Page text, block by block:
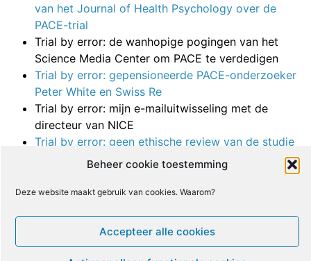
Beheer cookie toestemming
Deze website maakt gebruik van cookies. Waarom?
Accepteer alle cookies
van het Journal of Health Psychology over de
PACE-trial
Trial by error: de wanhopige pogingen van het
Science Media Center om PACE te verdedigen
Trial by error: gepensioneerde PACE-onderzoeker
Peter White en Swiss Re
Trial by error: mijn e-mailuitwisseling met de
directeur van NICE
Trial by error: geen ethische review van de studie
van Crawley over afwezigheid op school
Trial by error: verzoek om meer details over de
studie van Crawley over afwezigheid op school
ter zake” van NICE
Trial by error: MEGA’s nieuwst mislukking